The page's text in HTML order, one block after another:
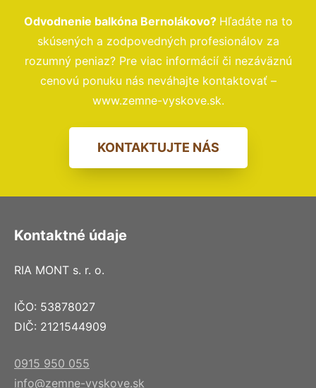
Odvodnenie balkóna Bernolákovo? Hľadáte na to
skúsených a zodpovedných profesionálov za
rozumný peniaz? Pre viac informácií či nezáväznú
cenovú ponuku nás neváhajte kontaktovať –
www.zemne-vyskove.sk.
KONTAKTUJTE NÁS
Kontaktné údaje
RIA MONT s. r. o.
IČO: 53878027
DIČ: 2121544909
0915 950 055
info@zemne-vyskove.sk